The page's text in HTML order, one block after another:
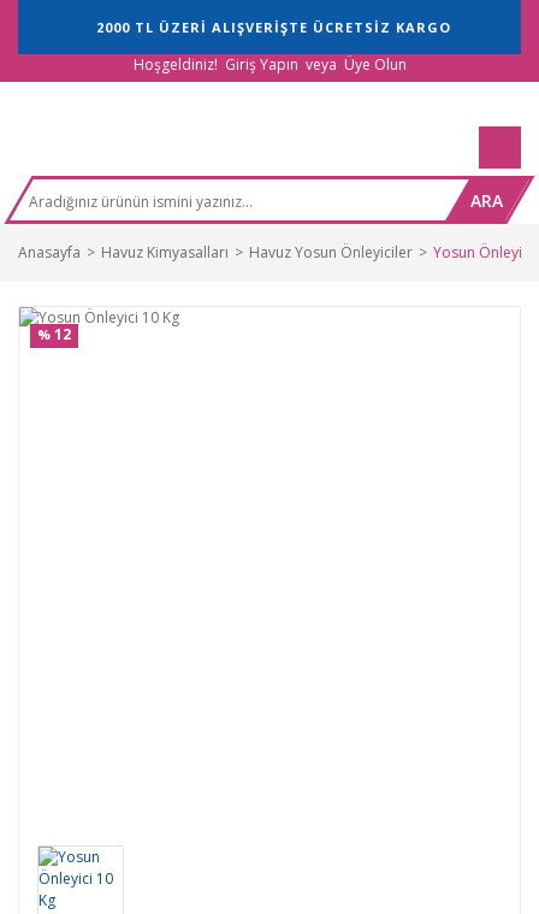
2000 TL ÜZERİ ALIŞVERİŞTE ÜCRETSİZ KARGO
Hoşgeldiniz! Giriş Yapın veya Üye Olun
ARA
Anasayfa Havuz Kimyasalları Havuz Yosun Önleyiciler Yosun Önleyici
% 12